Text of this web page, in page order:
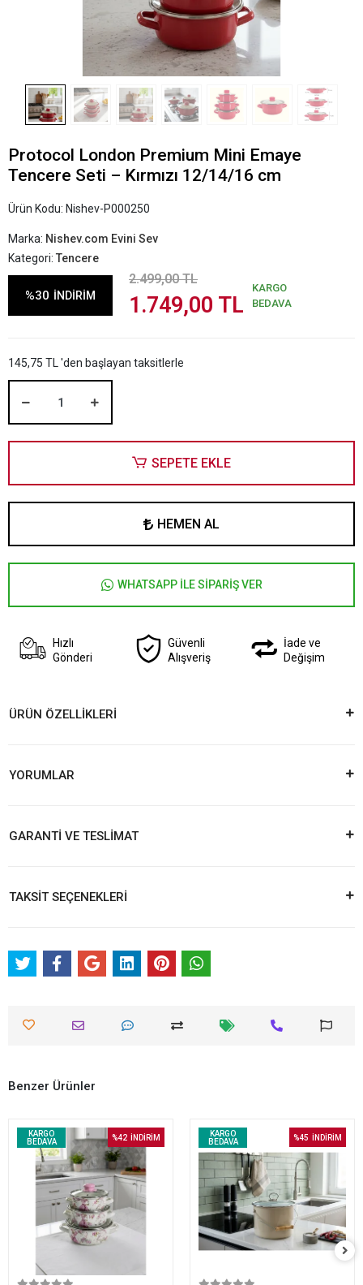
Protocol London Premium Mini Emaye
Tencere Seti – Kırmızı 12/14/16 cm
Ürün Kodu: Nishev-P000250
Marka: Nishev.com Evini Sev
Kategori: Tencere
%30 İNDİRİM
2.499,00 TL
1.749,00 TL
KARGO
BEDAVA
145,75 TL 'den başlayan taksitlerle
SEPETE EKLE
HEMEN AL
WHATSAPP İLE SİPARİŞ VER
Hızlı
Gönderi
Güvenli
Alışveriş
İade ve
Değişim
ÜRÜN ÖZELLİKLERİ
YORUMLAR
GARANTİ VE TESLİMAT
TAKSİT SEÇENEKLERİ
Benzer Ürünler
KARGO
BEDAVA
%42 İNDİRİM
KARGO
BEDAVA
%45 İNDİRİM